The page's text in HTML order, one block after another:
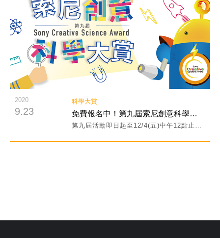
2020
9.23
科學大賞
免費報名中！第九屆索尼創意科學大賞開跑 一起加入玩具同樂會!
第九屆活動即日起至12/4(五)中午12點止開放網路免費報名，邀請全台國小3~6年級小朋友組隊報名